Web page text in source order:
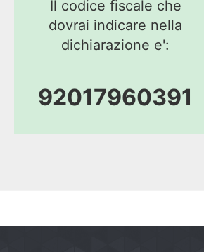
Il codice fiscale che
dovrai indicare nella
dichiarazione e':
92017960391